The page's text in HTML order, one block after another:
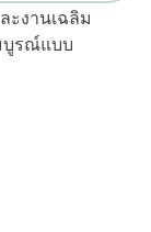
งานเฉลิม
บูรณ์แบบ